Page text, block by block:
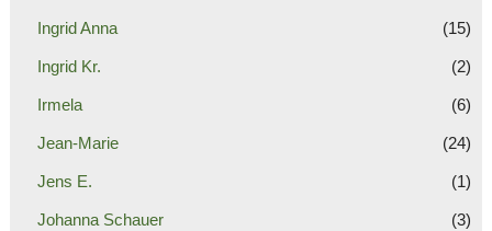
Ingrid Anna (15)
Ingrid Kr. (2)
Irmela (6)
Jean-Marie (24)
Jens E. (1)
Johanna Schauer (3)